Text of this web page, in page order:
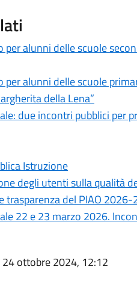
alunni delle scuole
per alunni delle scuole
della Lena”
due incontri pubblici per
Istruzione
degli utenti sulla qualità
trasparenza del PIAO
22 e 23 marzo 2026.
24 ottobre 2024, 12:12